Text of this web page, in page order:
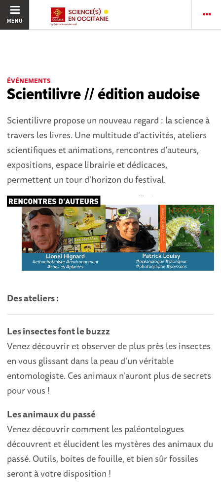
MENU
ÉVÉNEMENTS
Scientilivre // édition audoise
Scientilivre propose un nouveau regard : la science à
travers les livres. Une multitude d’activités, ateliers
scientifiques et animations, rencontres d’auteurs,
expositions, espace librairie et dédicaces,
permettent un tour d'horizon du festival.
Des ateliers :
Les insectes font le buzzz
Venez découvrir et observer de plus près les insectes
en vous glissant dans la peau d'un véritable
entomologiste. Ces animaux n'auront plus de secrets
pour vous !
Les animaux du passé
Venez découvrir comment les paléontologues
découvrent et élucident les mystères des animaux du
passé. Outils, boites de fouille, et bien sûr fossiles
seront à votre disposition !